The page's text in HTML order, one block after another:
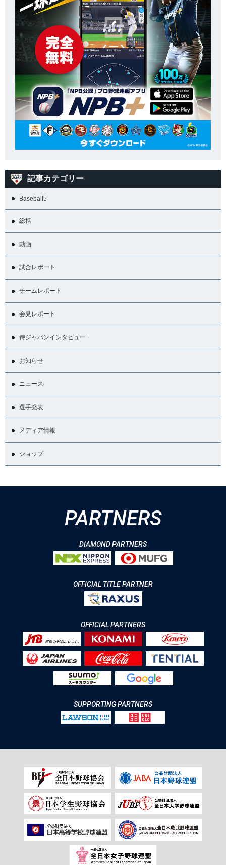
記事カテゴリー
Baseball5
総括
動画
試合レポート
チームレポート
会見レポート
侍ジャパンインタビュー
お知らせ
ニュース
選手発表
メディア情報
ショップ
PARTNERS
DIAMOND PARTNERS
OFFICIAL TITLE PARTNER
OFFICIAL PARTNERS
SUPPORTING PARTNERS